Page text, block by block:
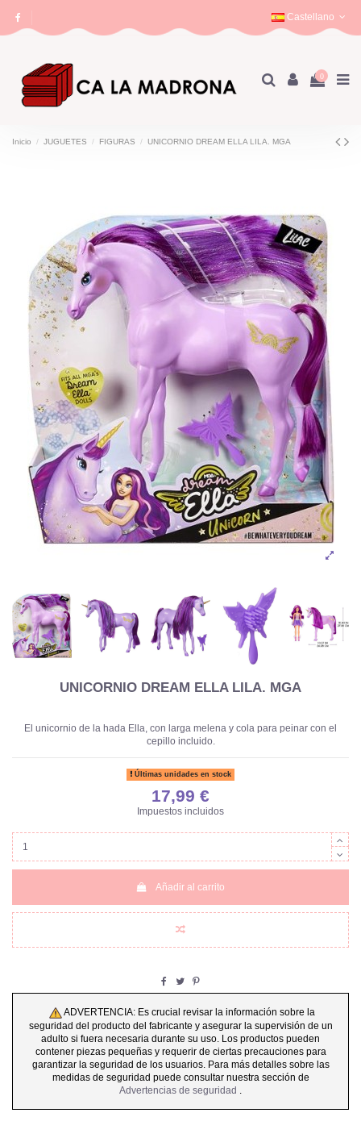
Castellano
0
Inicio JUGUETES FIGURAS UNICORNIO DREAM ELLA LILA. MGA
UNICORNIO DREAM ELLA LILA. MGA
El unicornio de la hada Ella, con larga melena y cola para peinar con el
cepillo incluido.
Últimas unidades en stock
17,99 €
Impuestos incluidos
Añadir al carrito
ADVERTENCIA: Es crucial revisar la información sobre la
seguridad del producto del fabricante y asegurar la supervisión de un
adulto si fuera necesaria durante su uso. Los productos pueden
contener piezas pequeñas y requerir de ciertas precauciones para
garantizar la seguridad de los usuarios. Para más detalles sobre las
medidas de seguridad puede consultar nuestra sección de
Advertencias de seguridad .